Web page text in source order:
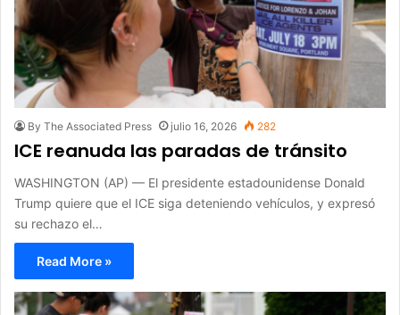
By The Associated Press julio 16, 2026 282
ICE reanuda las paradas de tránsito
WASHINGTON (AP) — El presidente estadounidense Donald
Trump quiere que el ICE siga deteniendo vehículos, y expresó
su rechazo el…
Read More »